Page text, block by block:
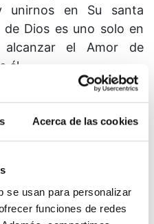
Acerca de las cookies
se usan para personalizar
funciones de redes
unirnos en Su santa
de Dios es uno solo en
el Amor de
él.